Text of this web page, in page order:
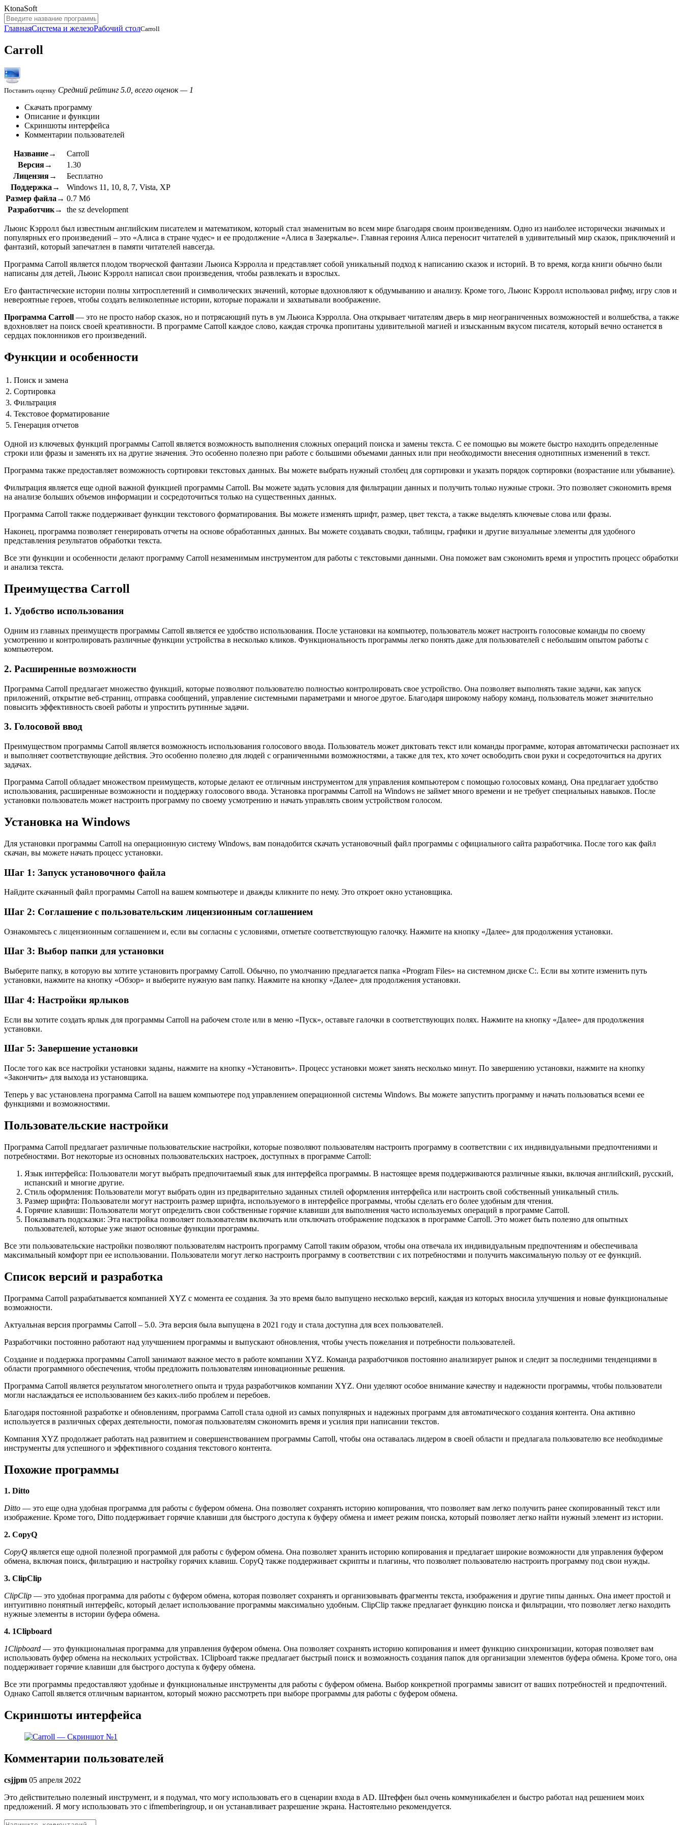
KtonaSoft
ГлавнаяСистема и железоРабочий столCarroll
Carroll
Поставить оценку Средний рейтинг 5.0, всего оценок — 1
Скачать программу
Описание и функции
Скриншоты интерфейса
Комментарии пользователей
Название→
Carroll
Версия→
1.30
Лицензия→
Бесплатно
Поддержка→
Windows 11, 10, 8, 7, Vista, XP
Размер файла→ 0.7 Мб
Разработчик→
the sz development
Льюис Кэрролл был известным английским писателем и математиком, который стал знаменитым во всем мире благодаря своим произведениям. Одно из наиболее исторически значимых и
популярных его произведений – это «Алиса в стране чудес» и ее продолжение «Алиса в Зазеркалье». Главная героиня Алиса переносит читателей в удивительный мир сказок, приключений и
фантазий, который запечатлен в памяти читателей навсегда.
Программа Carroll является плодом творческой фантазии Льюиса Кэрролла и представляет собой уникальный подход к написанию сказок и историй. В то время, когда книги обычно были
написаны для детей, Льюис Кэрролл написал свои произведения, чтобы развлекать и взрослых.
Его фантастические истории полны хитросплетений и символических значений, которые вдохновляют к обдумыванию и анализу. Кроме того, Льюис Кэрролл использовал рифму, игру слов и
невероятные героев, чтобы создать великолепные истории, которые поражали и захватывали воображение.
Программа Carroll — это не просто набор сказок, но и потрясающий путь в ум Льюиса Кэрролла. Она открывает читателям дверь в мир неограниченных возможностей и волшебства, а также
вдохновляет на поиск своей креативности. В программе Carroll каждое слово, каждая строчка пропитаны удивительной магией и изысканным вкусом писателя, который вечно останется в
сердцах поклонников его произведений.
Функции и особенности
1. Поиск и замена
2. Сортировка
3. Фильтрация
4. Текстовое форматирование
5. Генерация отчетов
Одной из ключевых функций программы Carroll является возможность выполнения сложных операций поиска и замены текста. С ее помощью вы можете быстро находить определенные
строки или фразы и заменять их на другие значения. Это особенно полезно при работе с большими объемами данных или при необходимости внесения однотипных изменений в текст.
Программа также предоставляет возможность сортировки текстовых данных. Вы можете выбрать нужный столбец для сортировки и указать порядок сортировки (возрастание или убывание).
Фильтрация является еще одной важной функцией программы Carroll. Вы можете задать условия для фильтрации данных и получить только нужные строки. Это позволяет сэкономить время
на анализе больших объемов информации и сосредоточиться только на существенных данных.
Программа Carroll также поддерживает функции текстового форматирования. Вы можете изменять шрифт, размер, цвет текста, а также выделять ключевые слова или фразы.
Наконец, программа позволяет генерировать отчеты на основе обработанных данных. Вы можете создавать сводки, таблицы, графики и другие визуальные элементы для удобного
представления результатов обработки текста.
Все эти функции и особенности делают программу Carroll незаменимым инструментом для работы с текстовыми данными. Она поможет вам сэкономить время и упростить процесс обработки
и анализа текста.
Преимущества Carroll
1. Удобство использования
Одним из главных преимуществ программы Carroll является ее удобство использования. После установки на компьютер, пользователь может настроить голосовые команды по своему
усмотрению и контролировать различные функции устройства в несколько кликов. Функциональность программы легко понять даже для пользователей с небольшим опытом работы с
компьютером.
2. Расширенные возможности
Программа Carroll предлагает множество функций, которые позволяют пользователю полностью контролировать свое устройство. Она позволяет выполнять такие задачи, как запуск
приложений, открытие веб-страниц, отправка сообщений, управление системными параметрами и многое другое. Благодаря широкому набору команд, пользователь может значительно
повысить эффективность своей работы и упростить рутинные задачи.
3. Голосовой ввод
Преимуществом программы Carroll является возможность использования голосового ввода. Пользователь может диктовать текст или команды программе, которая автоматически распознает их
и выполняет соответствующие действия. Это особенно полезно для людей с ограниченными возможностями, а также для тех, кто хочет освободить свои руки и сосредоточиться на других
задачах.
Программа Carroll обладает множеством преимуществ, которые делают ее отличным инструментом для управления компьютером с помощью голосовых команд. Она предлагает удобство
использования, расширенные возможности и поддержку голосового ввода. Установка программы Carroll на Windows не займет много времени и не требует специальных навыков. После
установки пользователь может настроить программу по своему усмотрению и начать управлять своим устройством голосом.
Установка на Windows
Для установки программы Carroll на операционную систему Windows, вам понадобится скачать установочный файл программы с официального сайта разработчика. После того как файл
скачан, вы можете начать процесс установки.
Шаг 1: Запуск установочного файла
Найдите скачанный файл программы Carroll на вашем компьютере и дважды кликните по нему. Это откроет окно установщика.
Шаг 2: Соглашение с пользовательским лицензионным соглашением
Ознакомьтесь с лицензионным соглашением и, если вы согласны с условиями, отметьте соответствующую галочку. Нажмите на кнопку «Далее» для продолжения установки.
Шаг 3: Выбор папки для установки
Выберите папку, в которую вы хотите установить программу Carroll. Обычно, по умолчанию предлагается папка «Program Files» на системном диске C:. Если вы хотите изменить путь
установки, нажмите на кнопку «Обзор» и выберите нужную вам папку. Нажмите на кнопку «Далее» для продолжения установки.
Шаг 4: Настройки ярлыков
Если вы хотите создать ярлык для программы Carroll на рабочем столе или в меню «Пуск», оставьте галочки в соответствующих полях. Нажмите на кнопку «Далее» для продолжения
установки.
Шаг 5: Завершение установки
После того как все настройки установки заданы, нажмите на кнопку «Установить». Процесс установки может занять несколько минут. По завершению установки, нажмите на кнопку
«Закончить» для выхода из установщика.
Теперь у вас установлена программа Carroll на вашем компьютере под управлением операционной системы Windows. Вы можете запустить программу и начать пользоваться всеми ее
функциями и возможностями.
Пользовательские настройки
Программа Carroll предлагает различные пользовательские настройки, которые позволяют пользователям настроить программу в соответствии с их индивидуальными предпочтениями и
потребностями. Вот некоторые из основных пользовательских настроек, доступных в программе Carroll:
Язык интерфейса: Пользователи могут выбрать предпочитаемый язык для интерфейса программы. В настоящее время поддерживаются различные языки, включая английский, русский,
испанский и многие другие.
Стиль оформления: Пользователи могут выбрать один из предварительно заданных стилей оформления интерфейса или настроить свой собственный уникальный стиль.
Размер шрифта: Пользователи могут настроить размер шрифта, используемого в интерфейсе программы, чтобы сделать его более удобным для чтения.
Горячие клавиши: Пользователи могут определить свои собственные горячие клавиши для выполнения часто используемых операций в программе Carroll.
Показывать подсказки: Эта настройка позволяет пользователям включать или отключать отображение подсказок в программе Carroll. Это может быть полезно для опытных
пользователей, которые уже знают основные функции программы.
Все эти пользовательские настройки позволяют пользователям настроить программу Carroll таким образом, чтобы она отвечала их индивидуальным предпочтениям и обеспечивала
максимальный комфорт при ее использовании. Пользователи могут легко настроить программу в соответствии с их потребностями и получить максимальную пользу от ее функций.
Список версий и разработка
Программа Carroll разрабатывается компанией XYZ с момента ее создания. За это время было выпущено несколько версий, каждая из которых вносила улучшения и новые функциональные
возможности.
Актуальная версия программы Carroll – 5.0. Эта версия была выпущена в 2021 году и стала доступна для всех пользователей.
Разработчики постоянно работают над улучшением программы и выпускают обновления, чтобы учесть пожелания и потребности пользователей.
Создание и поддержка программы Carroll занимают важное место в работе компании XYZ. Команда разработчиков постоянно анализирует рынок и следит за последними тенденциями в
области программного обеспечения, чтобы предложить пользователям инновационные решения.
Программа Carroll является результатом многолетнего опыта и труда разработчиков компании XYZ. Они уделяют особое внимание качеству и надежности программы, чтобы пользователи
могли наслаждаться ее использованием без каких-либо проблем и перебоев.
Благодаря постоянной разработке и обновлениям, программа Carroll стала одной из самых популярных и надежных программ для автоматического создания контента. Она активно
используется в различных сферах деятельности, помогая пользователям сэкономить время и усилия при написании текстов.
Компания XYZ продолжает работать над развитием и совершенствованием программы Carroll, чтобы она оставалась лидером в своей области и предлагала пользователю все необходимые
инструменты для успешного и эффективного создания текстового контента.
Похожие программы
1. Ditto
Ditto — это еще одна удобная программа для работы с буфером обмена. Она позволяет сохранять историю копирования, что позволяет вам легко получить ранее скопированный текст или
изображение. Кроме того, Ditto поддерживает горячие клавиши для быстрого доступа к буферу обмена и имеет режим поиска, который позволяет легко найти нужный элемент из истории.
2. CopyQ
CopyQ является еще одной полезной программой для работы с буфером обмена. Она позволяет хранить историю копирования и предлагает широкие возможности для управления буфером
обмена, включая поиск, фильтрацию и настройку горячих клавиш. CopyQ также поддерживает скрипты и плагины, что позволяет пользователю настроить программу под свои нужды.
3. ClipClip
ClipClip — это удобная программа для работы с буфером обмена, которая позволяет сохранять и организовывать фрагменты текста, изображения и другие типы данных. Она имеет простой и
интуитивно понятный интерфейс, который делает использование программы максимально удобным. ClipClip также предлагает функцию поиска и фильтрации, что позволяет легко находить
нужные элементы в истории буфера обмена.
4. 1Clipboard
1Clipboard — это функциональная программа для управления буфером обмена. Она позволяет сохранять историю копирования и имеет функцию синхронизации, которая позволяет вам
использовать буфер обмена на нескольких устройствах. 1Clipboard также предлагает быстрый поиск и возможность создания папок для организации элементов буфера обмена. Кроме того, она
поддерживает горячие клавиши для быстрого доступа к буферу обмена.
Все эти программы предоставляют удобные и функциональные инструменты для работы с буфером обмена. Выбор конкретной программы зависит от ваших потребностей и предпочтений.
Однако Carroll является отличным вариантом, который можно рассмотреть при выборе программы для работы с буфером обмена.
Скриншоты интерфейса
Комментарии пользователей
csjjpm 05 апреля 2022
Это действительно полезный инструмент, и я подумал, что могу использовать его в сценарии входа в AD. Штеффен был очень коммуникабелен и быстро работал над решением моих
предложений. Я могу использовать это с ifmemberingroup, и он устанавливает разрешение экрана. Настоятельно рекомендуется.